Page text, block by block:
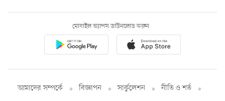
মোবাইল অ্যাপস ডাউনলোড করুন
আমাদের সম্পর্কে বিজ্ঞাপন সার্কুলেশন নীতি ও শর্ত